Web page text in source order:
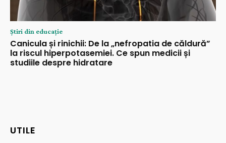
Știri din educație
Canicula și rinichii: De la „nefropatia de căldură”
la riscul hiperpotasemiei. Ce spun medicii și
studiile despre hidratare
UTILE